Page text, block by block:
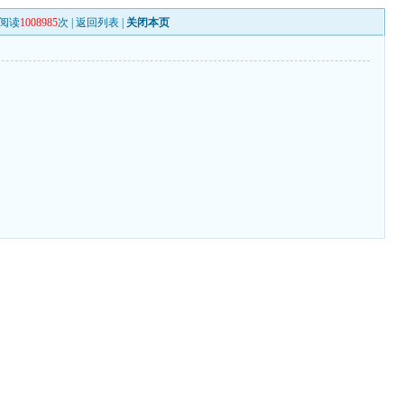
阅读1008985次 |返回列表 关闭本页